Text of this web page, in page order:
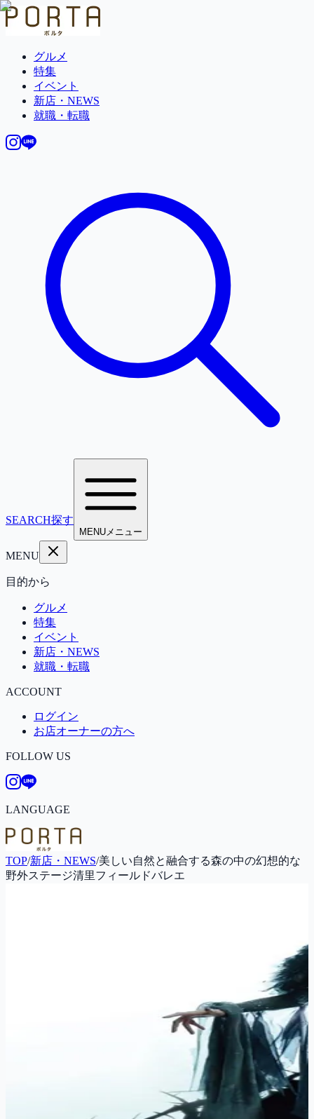
グルメ
特集
イベント
新店・NEWS
就職・転職
SEARCH探す
MENUメニュー
MENU
目的から
グルメ
特集
イベント
新店・NEWS
就職・転職
ACCOUNT
ログイン
お店オーナーの方へ
FOLLOW US
LANGUAGE
TOP/新店・NEWS/美しい自然と融合する森の中の幻想的な
野外ステージ清里フィールドバレエ